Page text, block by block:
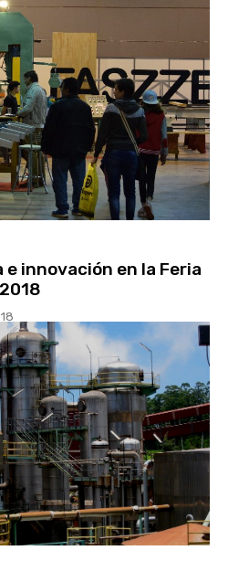
innovación en la Feria